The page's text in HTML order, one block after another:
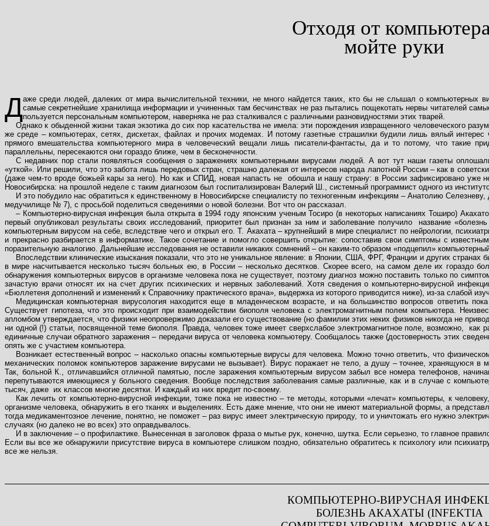
Отходя от
мойте руки
Даже среди людей, далеких от мира вычислительной техники, не много найдется таких, кто бы не слышал о компьютерных
самые секретнейшие хранилища информации и учиненных там бесчинствах не раз пытались пощекотать нервы читателей
пользуется персональным компьютером, наверняка не раз сталкивался с различными разновидностями этих тварей.
Однако к обыденной жизни такая экзотика до сих пор касательства не имела: эти порождения извращенного человеческого
же среде – компьютерах, сетях, дискетах, файлах и прочих модемах. И потому газетные страшилки будили лишь вялый
прямого вмешательства компьютерного мира в человеческий вещали лишь писатели-фантасты, да и то потому, что такие
параллельны, пересекаются они гораздо ближе, чем в бесконечности.
С недавних пор стали появляться сообщения о заражениях компьютерными вирусами людей. А вот тут наши газеты
«уткой». Или решили, что это забота лишь передовых стран, страшно далекая от интересов народа лапотной России – как в
(даже чем-то вроде божьей кары за него). Но как и СПИД, новая напасть не
обошла и нашу страну: в России зафиксировано уже
Новосибирска: на прошлой неделе с таким диагнозом был госпитализирован Валерий Ш., системный программист одного из
И это побудило нас обратиться к единственному в Новосибирске специалисту по техногенным инфекциям – Анатолию
медучилище № 7), с просьбой поделиться сведениями о новой болезни. Вот что он рассказал.
– Компьютерно-вирусная инфекция была открыта в 1994 году японским ученым Тосиро (в некоторых написаниях Тоширо)
первый опубликовал результаты своих исследований, приоритет был признан за ним и заболевание получило
название
компьютерным вирусом на себе, вследствие чего и открыл его. Т. Акахата – крупнейший в мире специалист по нейрологии,
и прекрасно разбирается в информатике. Такое сочетание и помогло совершить открытие: сопоставив свои симптомы с
поразительную аналогию. Дальнейшие исследования не оставили никаких сомнений – он каким-то образом «подцепил»
Впоследствии клинические изыскания показали, что это не уникальное явление: в Японии, США, ФРГ, Франции и других странах
в мире насчитывается несколько тысяч больных ею, в России – несколько десятков. Скорее всего, на самом деле их гораздо
обнаружения компьютерных вирусов в организме человека пока не существует, поэтому диагноз можно поставить только по
зачастую врачи относят их на счет других психических и нервных заболеваний. Хотя сведения о компьютерно-вирусной
«Бюллетеня дополнений и изменений к Справочнику практического врача», выдержка из которого приводится ниже), из-за слабой
Медицинская компьютерная вирусология находится еще в младенческом возрасте, и на большинство вопросов ответить
Существует гипотеза, что это происходит при взаимодействии биополя человека с электромагнитным полем компьютера.
апломбом утверждается, что физики неопровержимо доказали его существование (но фамилии этих неких физиков никогда не
ни одной (!) статьи, посвященной теме биополя. Правда, человек тоже имеет сверхслабое электромагнитное поле, возможно,
как
единичные случаи обратного заражения – передачи вируса от человека компьютеру. Сообщалось также (достоверность этих
опять же с участием компьютера.
Возникает естественный вопрос – насколько опасны компьютерные вирусы для человека. Можно точно ответить, что
механических поломок компьютеров заражение вирусами не вызывает). Вирус поражает не тело, а душу – точнее, хранящуюся в
Так, больной К., отличавшийся отличной памятью, после заражения компьютерным вирусом забыл все номера телефонов,
перепутываются имеющиеся у больного сведения. Вообще последствия заболевания самые различные, как и в случае с
тысяч, даже их классов многие десятки. И каждый из них вредит по-своему.
Как лечить от компьютерно-вирусной инфекции, тоже пока не известно – те методы, которыми «лечат» компьютеры, к
организме человека, обнаружить в его тканях и выделениях. Есть даже мнение, что они не имеют материальной формы, а
тогда медикаментозное лечение, понятно, не поможет – раз вирус имеет электрическую природу, то и уничтожать его нужно
случаях (но далеко не во всех) это оправдывалось.
И в заключение – о профилактике. Вынесенная в заголовок фраза о мытье рук, конечно, шутка. Если серьезно, то главное
Если вы все же обнаружили присутствие вируса в компьютере слишком поздно, обязательно обратитесь к психологу или
все же нельзя.
КОМПЬЮТЕРНО-ВИРУСНАЯ
БОЛЕЗНЬ АКАХАТЫ (INFEKTIA